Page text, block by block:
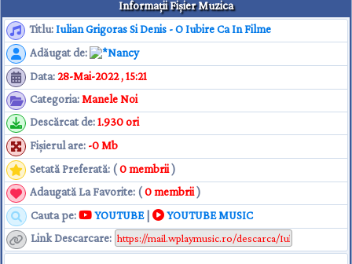
Informaţii Fişier Muzica
Titlu: Iulian Grigoras Si Denis - O Iubire Ca In Filme
Adăugat de:
Nancy
Data:28-Mai-2022 , 15:21
Categoria: Manele Noi
Descărcat de:1.930 ori
Fişierul are: -0 Mb
Setată Preferată: (0 membrii )
Adaugată La Favorite: (0 membrii )
Cauta pe:
YOUTUBE|
YOUTUBE MUSIC
Link Descarcare: